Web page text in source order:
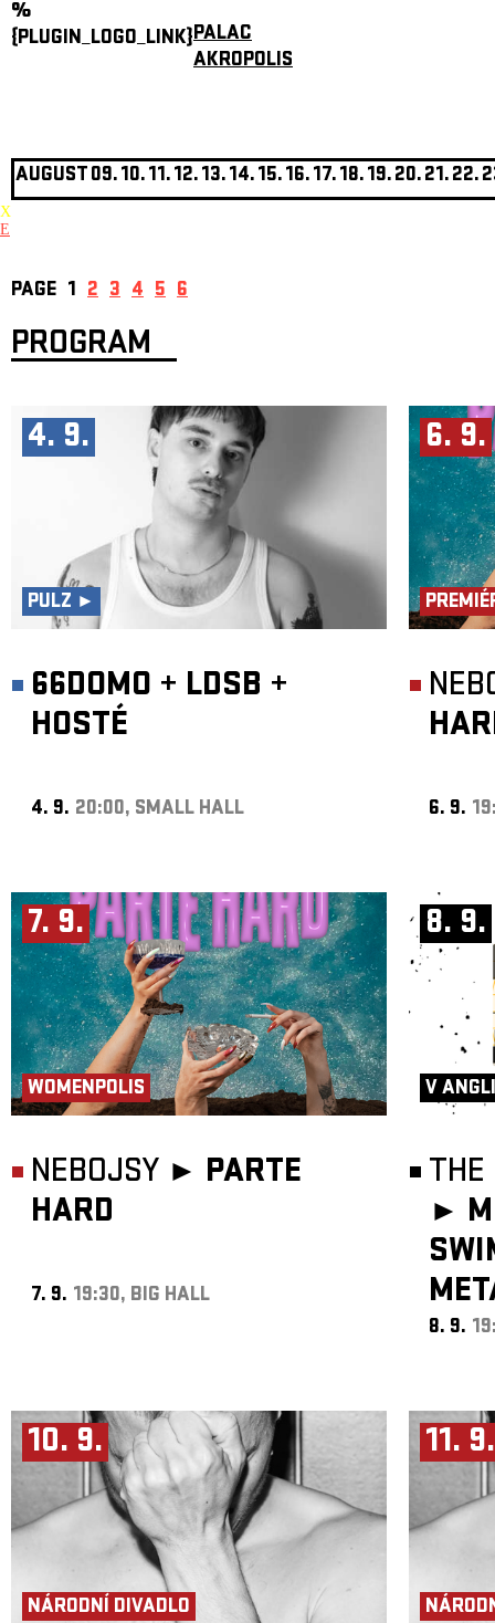
%
{PLUGIN_LOGO_LINK}PALAC
AKROPOLIS
AUGUST09.10.11.12.13.14.15.16.17.18.19.20.21.22.
X
E
PAGE 1 2 3 4 5 6
PROGRAM
4. 9.
PULZ ►
66DOMO + LDSB +
HOSTÉ
4. 9. 20:00, SMALL HALL
6. 9.
6. 9.
7. 9.
WOMENPOLIS
NEBOJSY ► PARTE
HARD
7. 9. 19:30, BIG HALL
8. 9.
V
THE
►
8. 9.
10. 9.
NÁRODNÍ DIVADLO
11. 9.